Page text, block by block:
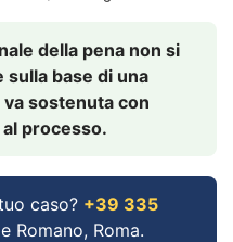
della pena non si
sulla base di una
sostenuta con
processo.
caso? +39 335
Romano, Roma.